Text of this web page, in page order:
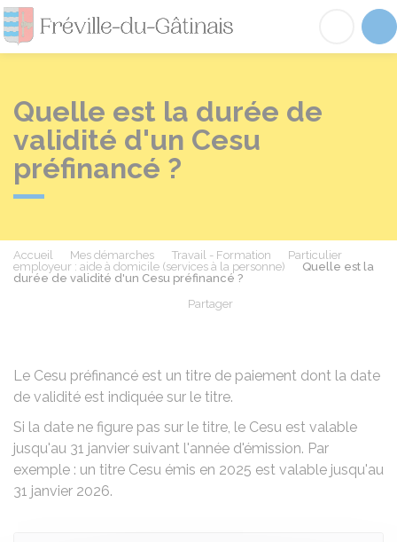
Fréville-du-
Quelle est la durée de
validité d'un Cesu
préfinancé ?
Accueil Mes démarches Travail - Formation
Particulier
employeur : aide à domicile (services à la personne)
Quelle est la
durée de validité d'un Cesu préfinancé ?
Partager
Le Cesu préfinancé est un titre de paiement dont la date
de validité est indiquée sur le titre.
Si la date ne figure pas sur le titre, le Cesu est valable
jusqu'au 31 janvier suivant l'année d'émission. Par
exemple : un titre Cesu émis en 2025 est valable jusqu'au
31 janvier 2026.